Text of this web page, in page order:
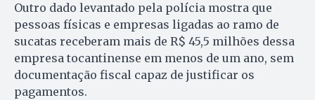
Outro dado levantado pela polícia mostra que
pessoas físicas e empresas ligadas ao ramo de
sucatas receberam mais de R$ 45,5 milhões dessa
empresa tocantinense em menos de um ano, sem
documentação fiscal capaz de justificar os
pagamentos.